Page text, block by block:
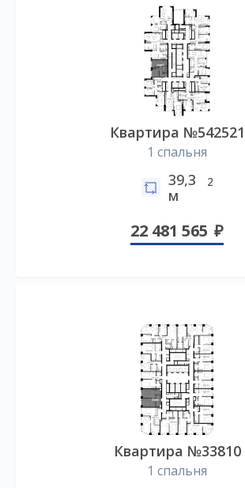
Квартира №542521
1 спальня
39,3
м
2
22 481 565
Квартира №33810
1 спальня